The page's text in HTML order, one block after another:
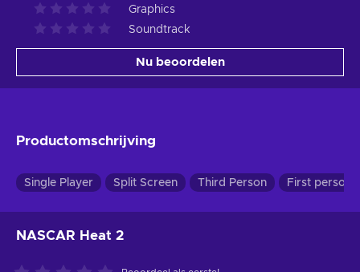
Graphics
Soundtrack
Nu beoordelen
Productomschrijving
Single Player Split Screen Third Person First person
NASCAR Heat 2